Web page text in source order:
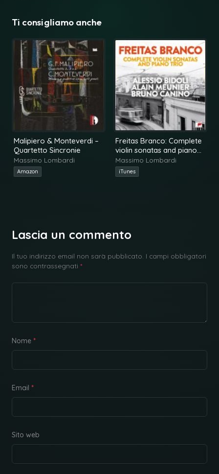
Ti consigliamo anche
Malipiero & Monteverdi –
Quartetto Sincronie
Massimo Lombardi
Amazon
Freitas Branco: Complete
violin sonatas and piano
trio
Massimo Lombardi
iTunes
Lascia un commento
Il tuo indirizzo email non sarà pubblicato. I campi obbligatori
sono contrassegnati *
Nome *
Email *
Sito web